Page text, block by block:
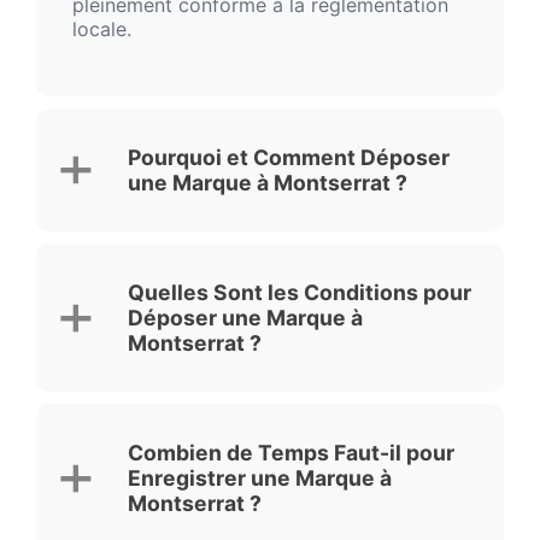
pleinement conforme à la réglementation
locale.
Pourquoi et Comment Déposer
une Marque à Montserrat ?
Quelles Sont les Conditions pour
Déposer une Marque à
Montserrat ?
Combien de Temps Faut-il pour
Enregistrer une Marque à
Montserrat ?